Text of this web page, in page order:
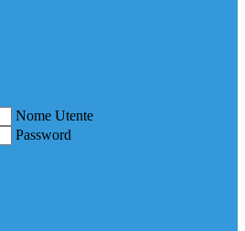
Nome Utente
Password